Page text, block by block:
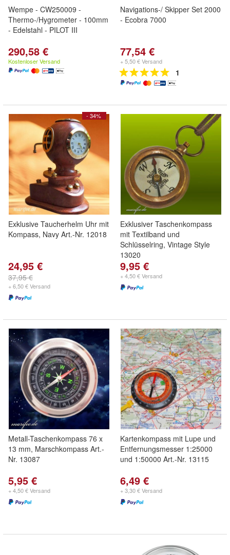
Wempe - CW250009 -
Thermo-/Hygrometer - 100mm
- Edelstahl - PILOT III
290,58 €
Kostenloser Versand
Navigations-/ Skipper Set 2000
- Ecobra 7000
77,54 €
+ 5,50 € Versand
1
- 34%
Exklusive Taucherhelm Uhr mit
Kompass, Navy Art.-Nr. 12018
24,95 €
37,95 €
+ 6,50 € Versand
Exklusiver Taschenkompass
mit Textilband und
Schlüsselring, Vintage Style
13020
9,95 €
+ 4,50 € Versand
Metall-Taschenkompass 76 x
13 mm, Marschkompass Art.-
Nr. 13087
5,95 €
+ 4,50 € Versand
Kartenkompass mit Lupe und
Entfernungsmesser 1:25000
und 1:50000 Art.-Nr. 13115
6,49 €
+ 3,30 € Versand